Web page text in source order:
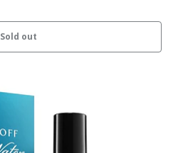
Sold out